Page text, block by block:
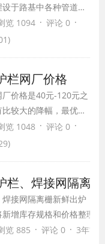
于路基中各种管道的
程中不允许对地下设
览 1094 · 评论 0 ·
栏网厂价格
价格是40元-120元之
较大的降幅，最优惠
围界客户的最爱，45
筋网片一张和2.2米长
边护栏
览 1048 · 评论 0 ·
栏、焊接网隔离
接网隔离栅新鲜出炉，
增库存规格和价格整理
护栏、焊接网隔离栅是
览 885 · 评论 0 · 3年前